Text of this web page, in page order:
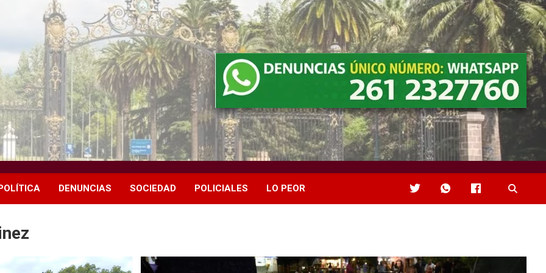
DENUNCIAS SOCIEDAD POLICIALES LO PEOR